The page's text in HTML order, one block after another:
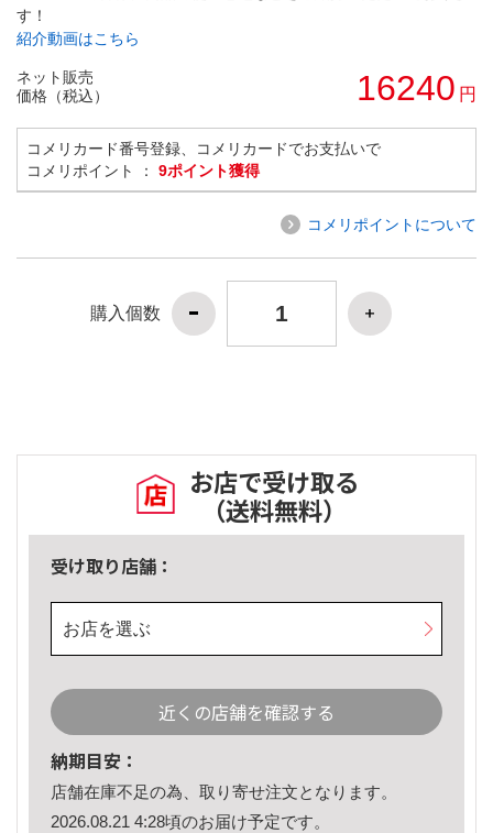
す！
紹介動画はこちら
ネット販売
価格（税込）
16240 円
コメリカード番号登録、コメリカードでお支払いで
コメリポイント ： 9ポイント獲得
コメリポイントについて
購入個数
お店で受け取る
（送料無料）
受け取り店舗：
お店を選ぶ
近くの店舗を確認する
納期目安：
店舗在庫不足の為、取り寄せ注文となります。
2026.08.21 4:28頃のお届け予定です。